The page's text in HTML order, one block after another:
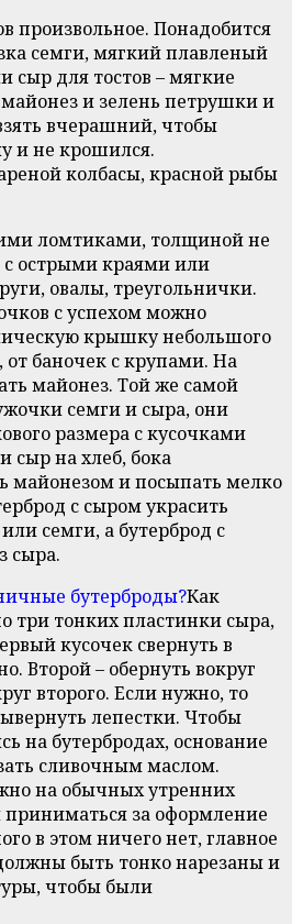
произвольное. Понадобится
семги, мягкий плавленый
сыр для тостов – мягкие
и зелень петрушки и
вчерашний, чтобы
и не крошился.
колбасы, красной рыбы
ломтиками, толщиной не
острыми краями или
овалы, треугольнички.
с успехом можно
крышку небольшого
баночек с крупами. На
майонез. Той же самой
семги и сыра, они
размера с кусочками
сыр на хлеб, бока
майонезом и посыпать мелко
с сыром украсить
семги, а бутерброд с
сыра.
Как
три тонких пластинки сыра,
кусочек свернуть в
Второй – обернуть вокруг
второго. Если нужно, то
лепестки. Чтобы
на бутербродах, основание
сливочным маслом.
на обычных утренних
приниматься за оформление
в этом ничего нет, главное
быть тонко нарезаны и
чтобы были